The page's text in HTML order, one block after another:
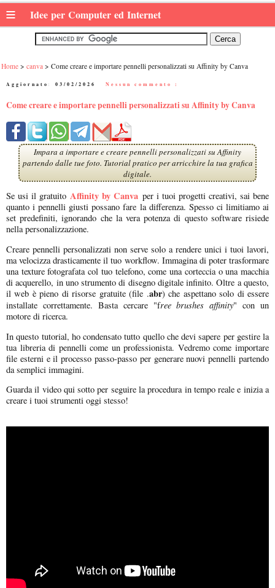
≡ Idee per Computer ed Internet
Home canva Come creare e importare pennelli personalizzati su Affinity by Canva
Aggiornato: 03/02/2026 Nessun commento :
Come creare e importare pennelli personalizzati su Affinity by Canva
Impara a importare e creare pennelli personalizzati su Affinity
partendo dalle tue foto. Tutorial pratico per arricchire la tua grafica
digitale.
Se usi il gratuitoAffinity by Canva per i tuoi progetti creativi, sai bene
quanto i pennelli giusti possano fare la differenza. Spesso ci limitiamo ai
set predefiniti, ignorando che la vera potenza di questo software risiede
nella personalizzazione.
Creare pennelli personalizzati non serve solo a rendere unici i tuoi lavori,
ma velocizza drasticamente il tuo workflow. Immagina di poter trasformare
una texture fotografata col tuo telefono, come una corteccia o una macchia
di acquerello, in uno strumento di disegno digitale infinito. Oltre a questo,
il web è pieno di risorse gratuite (file .abr) che aspettano solo di essere
installate correttamente. Basta cercare "free brushes affinity" con un
motore di ricerca.
In questo tutorial, ho condensato tutto quello che devi sapere per gestire la
tua libreria di pennelli come un professionista. Vedremo come importare
file esterni e il processo passo-passo per generare nuovi pennelli partendo
da semplici immagini.
Guarda il video qui sotto per seguire la procedura in tempo reale e inizia a
creare i tuoi strumenti oggi stesso!